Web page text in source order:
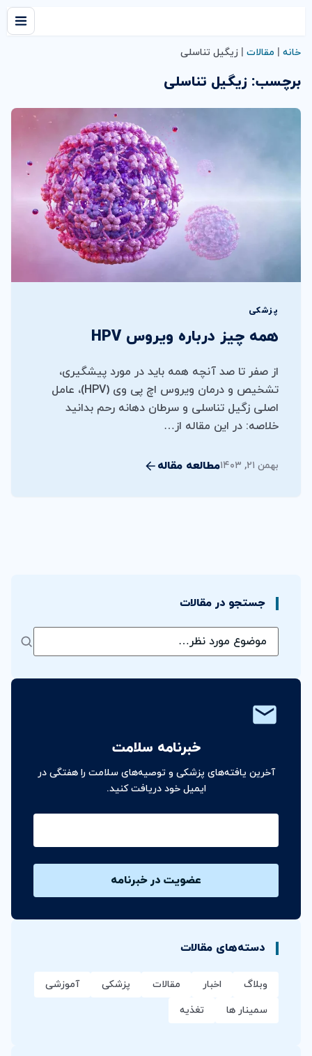
خانه مقالات زیگیل تناسلی
برچسب: زیگیل تناسلی
پزشکی
همه چیز درباره ویروس HPV
از صفر تا صد آنچه همه باید در مورد پیشگیری،
تشخیص و درمان ویروس اچ پی وی (HPV)، عامل
اصلی زگیل تناسلی و سرطان دهانه رحم بدانید
خلاصه: در این مقاله از…
بهمن ۲۱, ۱۴۰۳ مطالعه مقاله
جستجو در مقالات
خبرنامه سلامت
آخرین یافته‌های پزشکی و توصیه‌های سلامت را هفتگی در
ایمیل خود دریافت کنید.
ایمیل
دسته‌های مقالات
وبلاگ اخبار مقالات پزشکی
آموزشی
سمینار ها
تغذیه